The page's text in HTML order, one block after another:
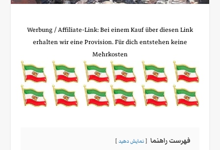
Werbung / Affiliate‑Link: Bei einem Kauf über diesen Link
erhalten wir eine Provision. Für dich entstehen keine
Mehrkosten
فهرست راهنما نمایش دهید